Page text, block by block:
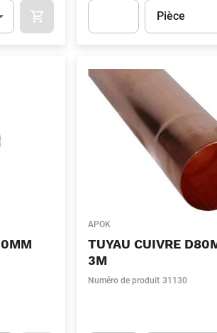
Unité
Pièce
APOK
TUYAU CUIVRE
3M
Numéro de produit 31130